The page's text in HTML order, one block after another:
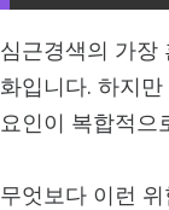
심근경색의 가장
화입니다. 하지
요인이 복합적으
무엇보다 이런